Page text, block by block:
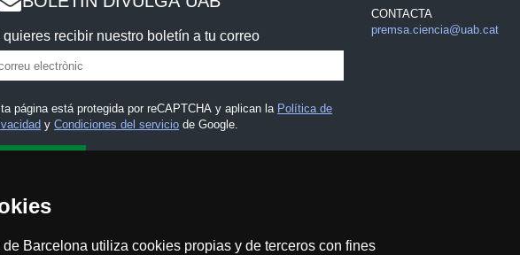
Barcelona utiliza cookies propias y de terceros con fines
quieres recibir nuestro boletín a tu correo
página está protegida por reCAPTCHA y aplican la Política de
yCondiciones del servicio de Google.
He leído y acepto el
CONTACTA
premsa.ciencia@uab.cat